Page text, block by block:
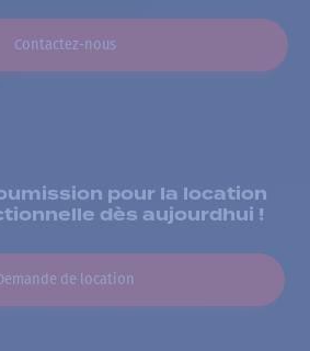
Contactez-nous
pour la location
dès aujourdhui !
de location